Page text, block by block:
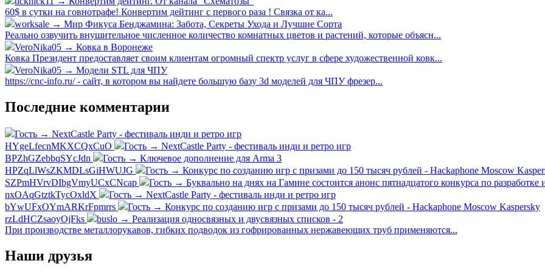
60$ в сутки на говнотрафе! Конвертим дейтинг с первого раза ! Связка от ка...
worksale → Мир Фикуса Бенджамина: Забота, Секреты Ухода и Лучшие Сорта
Реально озвучить внушительное численное количество комнатных цветов и растений, которые объясн...
VeroNika05 → Ковка в Воронеже
Ковка Президент предоставляет своим клиентам огромный спектр услуг в сфере художественной ковк...
VeroNika05 → Модели STL для ЧПУ
https://cnc-info.ru/ - сайт, в котором вы найдете большую базу 3d моделей для ЧПУ фрезер...
Последние комментарии
Гость → NextCastle Party - фестиваль инди и ретро игр
HYgeLfecnMKXCQxCuO
Гость → NextCastle Party - фестиваль инди и ретро игр
BPZhGZebbqSYcJdn
Гость → Ключевое дополнение для Arma 3
HPZqLlWsZKMDLsGiHWUJG
Гость → Конкурс по созданию игр с призами до 150 тысяч рублей - Hackaphone Moscow
SZPmHVrvDIbgVmyUCxCNcap
Гость → Буквально на днях на Гамине состоится анонс пятнадцатого конкурса по разработке
nxOAqGtztkTycOxldX
Гость → NextCastle Party - фестиваль инди и ретро игр
bYwUFxOYmARKrFpmrrs
Гость → Конкурс по созданию игр с призами до 150 тысяч рублей - Hackaphone Moscow Kaspersky
rzLdHCZsaoyOjFks
buslo → Реализация односвязных и двусвязных списков - 2
При производстве металлорукавов, гибких подводок из гофрированных нержавеющих труб применяются...
Наши друзья